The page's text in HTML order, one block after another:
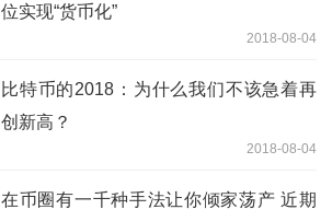
位实现“货币化”
2018-08-04
比特币的2018：为什么我们不该急着再
创新高？
2018-08-04
在币圈有一千种手法让你倾家荡产 近期